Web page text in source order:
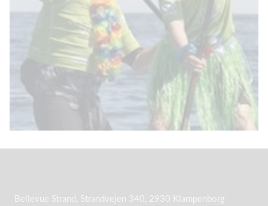
Bellevue Strand, Strandvejen 340, 2930 Klampenborg